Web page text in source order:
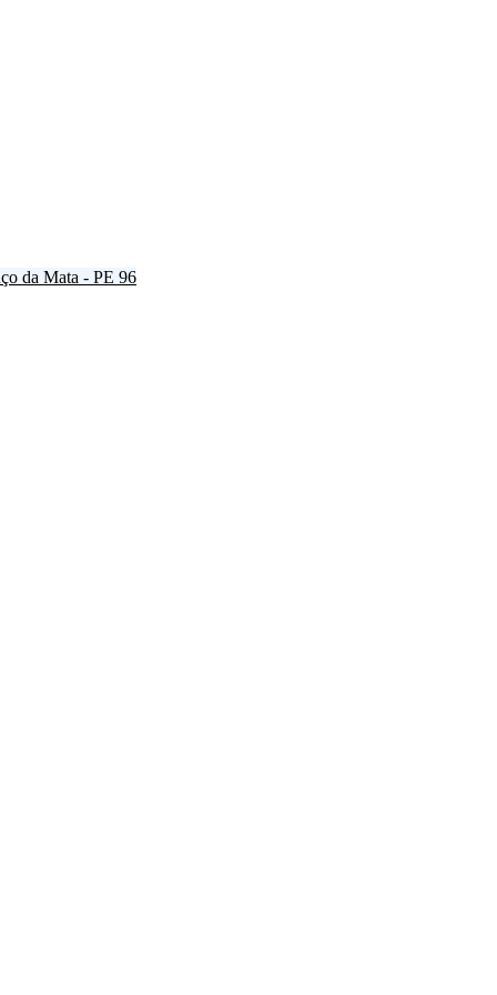
da Mata - PE 96